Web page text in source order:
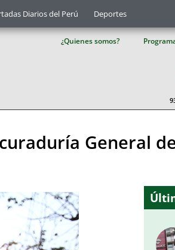
Diarios del Perú Deportes
¿Quienes somos?
General